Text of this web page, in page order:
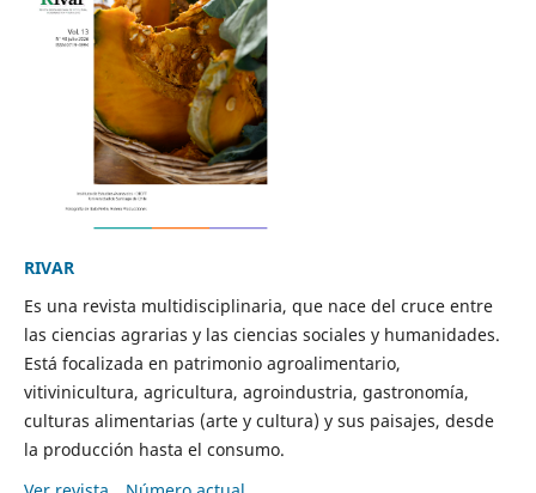
RIVAR
Es una revista multidisciplinaria, que nace del cruce entre
las ciencias agrarias y las ciencias sociales y humanidades.
Está focalizada en patrimonio agroalimentario,
vitivinicultura, agricultura, agroindustria, gastronomía,
culturas alimentarias (arte y cultura) y sus paisajes, desde
la producción hasta el consumo.